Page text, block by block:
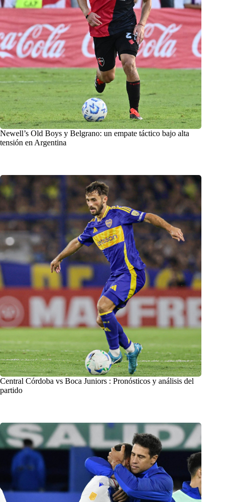
Newell’s Old Boys y Belgrano: un empate táctico bajo alta
tensión en Argentina
Central Córdoba vs Boca Juniors : Pronósticos y análisis del
partido